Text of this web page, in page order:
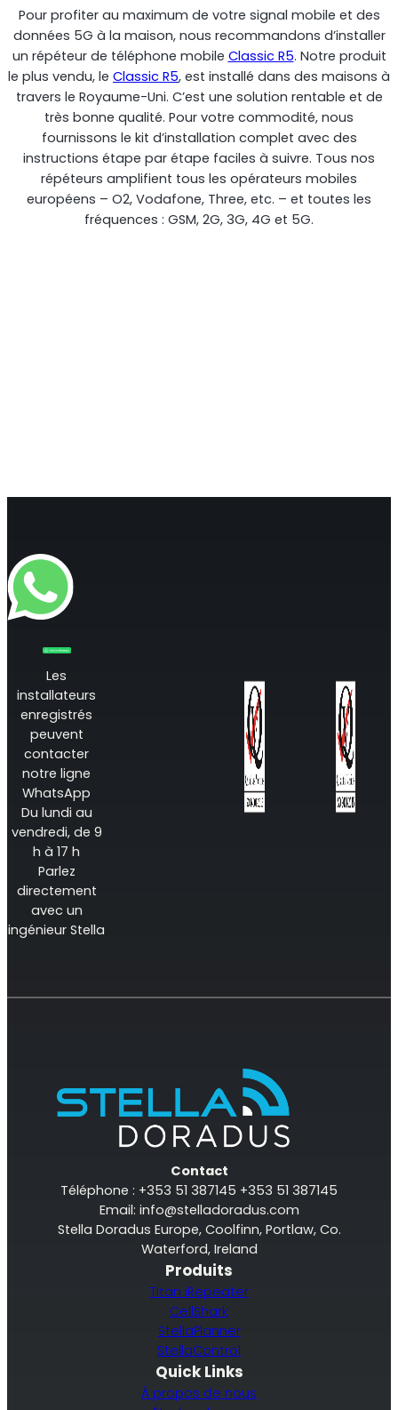
Pour profiter au maximum de votre signal mobile et des
données 5G à la maison, nous recommandons d’installer
un répéteur de téléphone mobile Classic R5. Notre produit
le plus vendu, le Classic R5, est installé dans des maisons à
travers le Royaume-Uni. C’est une solution rentable et de
très bonne qualité. Pour votre commodité, nous
fournissons le kit d’installation complet avec des
instructions étape par étape faciles à suivre. Tous nos
répéteurs amplifient tous les opérateurs mobiles
européens – O2, Vodafone, Three, etc. – et toutes les
fréquences : GSM, 2G, 3G, 4G et 5G.
Les
installateurs
enregistrés
peuvent
contacter
notre ligne
WhatsApp
Du lundi au
vendredi, de 9
h à 17 h
Parlez
directement
avec un
ingénieur Stella
Contact
Téléphone : +353 51 387145 +353 51 387145
Email: info@stelladoradus.com
Stella Doradus Europe, Coolfinn, Portlaw, Co.
Waterford, Ireland
Produits
Titan iRepeater
CellShark
StellaPlanner
StellaControl
Quick Links
À propos de nous